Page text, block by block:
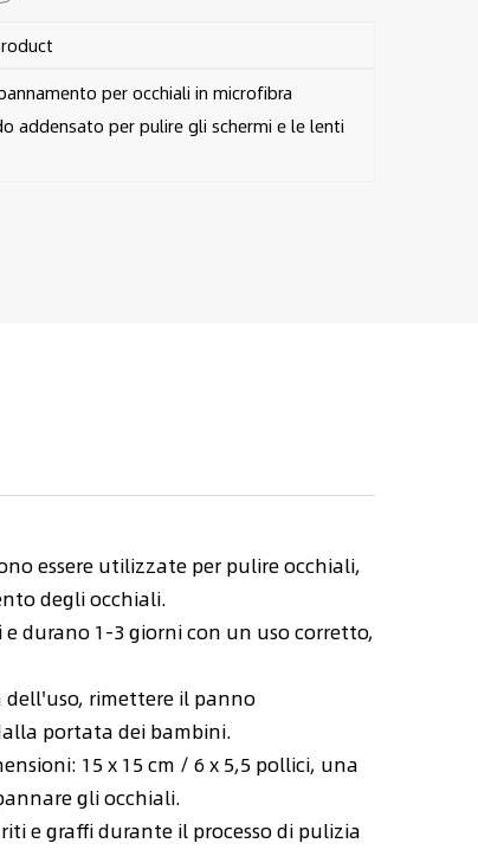
per occhiali in microfibra
addensato per pulire gli schermi e le lenti
essere utilizzate per pulire occhiali,
degli occhiali.
durano 1-3 giorni con un uso corretto,
rimettere il panno
portata dei bambini.
15 x 15 cm / 6 x 5,5 pollici, una
gli occhiali.
e graffi durante il processo di pulizia